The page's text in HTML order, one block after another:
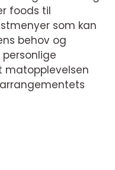
foods til
som kan
behov og
matopplevelsen